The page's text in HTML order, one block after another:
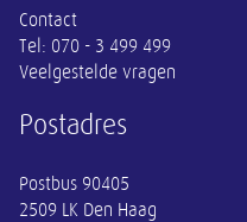
Contact
Tel: 070 - 3 499 499
Veelgestelde vragen
Postadres
Postbus 90405
2509 LK Den Haag